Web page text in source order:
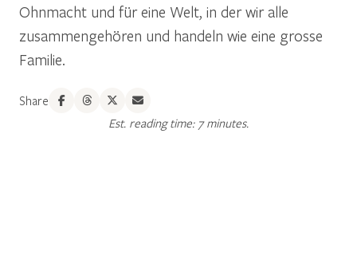
Ohnmacht und für eine Welt, in der wir alle
zusammengehören und handeln wie eine grosse
Familie.
Share
Est. reading time: 7 minutes.